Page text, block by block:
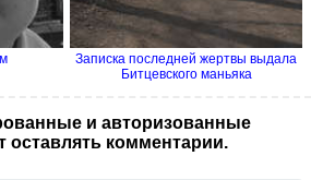
Записка последней жертвы выдала
Битцевского маньяка
и авторизованные
оставлять комментарии.